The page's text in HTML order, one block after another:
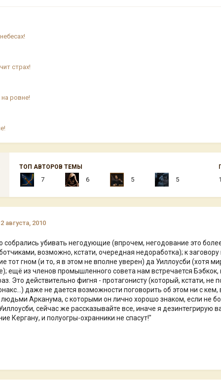
страх!
ровне!
ТОП АВТОРОВ ТЕМЫ
7 6 5 5
августа, 2010
собрались убивать негодующие (впрочем, негодование это
возможно, кстати, очередная недоработка); к
тот гном (и то, я в этом не вполне уверен) да Уиллоусби (хотя
ещё из членов промышленного совета нам встречается
Это действительно фигня - протагонисту (который, кстати,
даже не дается возможности поговорить об этом ни с
Арканума, с которыми он лично хорошо знаком, если не
сейчас же рассказывайте все, иначе я дезинтегрирую
Кергану, и полуогры-охранники не спасут!"